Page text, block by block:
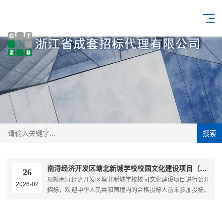
搜索
26
2026-02
南浔经济开发区塘北新城学校校园文化建设项目（非政府采购）招标公告
现就南浔经济开发区塘北新城学校校园文化建设项目进行公开
招标，欢迎中华人民共和国境内的合格投标人前来参加投标。